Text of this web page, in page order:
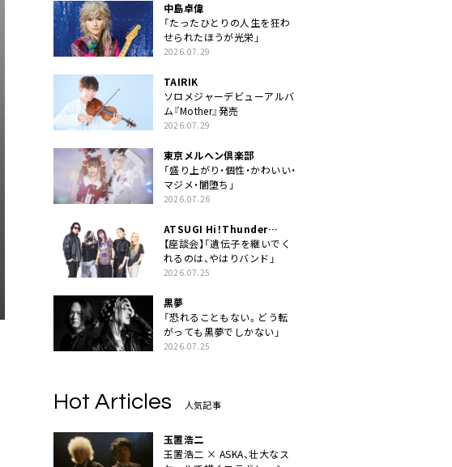
中島卓偉
「たったひとりの人生を狂わ
せられたほうが光栄」
2026.07.29
TAIRIK
ソロメジャーデビューアルバ
ム『Mother』発売
2026.07.29
東京メルヘン倶楽部
「盛り上がり・個性・かわいい・
マジメ・闇堕ち」
2026.07.26
ATSUGI Hi！Thunder
Rock Festival
【座談会】「遺伝子を継いでく
れるのは、やはりバンド」
2026.07.25
黒夢
「恐れることもない。どう転
がっても黒夢でしかない」
2026.07.25
Hot Articles 人気記事
玉置浩二
玉置浩二 × ASKA、壮大なス